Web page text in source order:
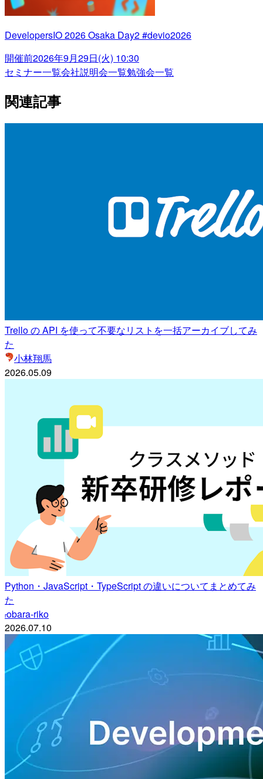
DevelopersIO 2026 Osaka Day2 #devio2026
開催前2026年9月29日(火) 10:30
セミナー一覧会社説明会一覧勉強会一覧
関連記事
Trello の API を使って不要なリストを一括アーカイブしてみ
た
小林翔馬
2026.05.09
Python・JavaScript・TypeScript の違いについてまとめてみ
た
robara-riko
2026.07.10